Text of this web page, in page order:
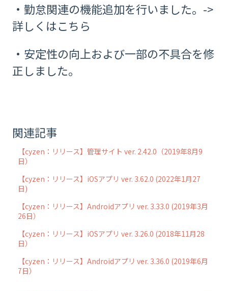
・勤怠関連の機能追加を行いました。->
詳しくはこちら
・安定性の向上および一部の不具合を修
正しました。
関連記事
【cyzen：リリース】管理サイト ver. 2.42.0（2019年8月9
日）
【cyzen：リリース】iOSアプリ ver. 3.62.0 (2022年1月27
日)
【cyzen：リリース】Androidアプリ ver. 3.33.0 (2019年3月
26日）
【cyzen：リリース】iOSアプリ ver. 3.26.0 (2018年11月28
日）
【cyzen：リリース】Androidアプリ ver. 3.36.0 (2019年6月
7日）